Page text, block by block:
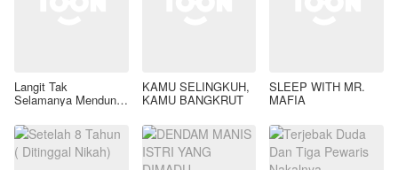
Langit Tak
Selamanya Mendung,
KAMU SELINGKUH,
KAMU BANGKRUT
SLEEP WITH MR.
MAFIA